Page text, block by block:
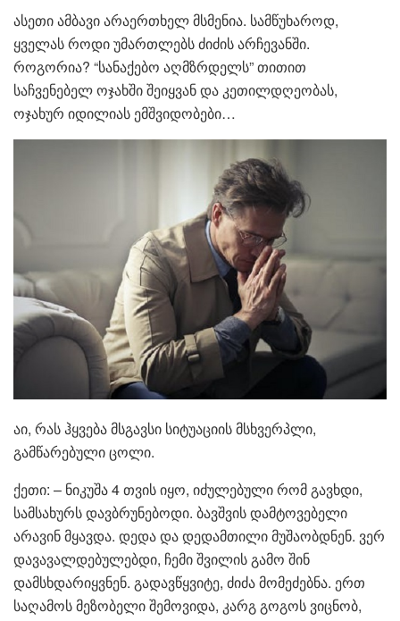
ასეთი ამბავი არაერთხელ მსმენია. სამწუხაროდ,
ყველას როდი უმართლებს ძიძის არჩევანში.
როგორია? “სანაქებო აღმზრდელს” თითით
საჩვენებელ ოჯახში შეიყვან და კეთილდღეობას,
ოჯახურ იდილიას ემშვიდობები…
აი, რას ჰყვება მსგავსი სიტუაციის მსხვერპლი,
გამწარებული ცოლი.
ქეთი: – ნიკუშა 4 თვის იყო, იძულებული რომ გავხდი,
სამსახურს დავბრუნებოდი. ბავშვის დამტოვებელი
არავინ მყავდა. დედა და დედამთილი მუშაობდნენ. ვერ
დავავალდებულებდი, ჩემი შვილის გამო შინ
დამსხდარიყვნენ. გადავწყვიტე, ძიძა მომეძებნა. ერთ
საღამოს მეზობელი შემოვიდა, კარგ გოგოს ვიცნობ,